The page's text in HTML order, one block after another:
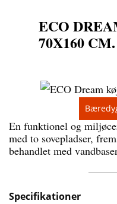
ECO
70X160
En funktionel og
med to sovepladser,
behandlet med
Specifikationer